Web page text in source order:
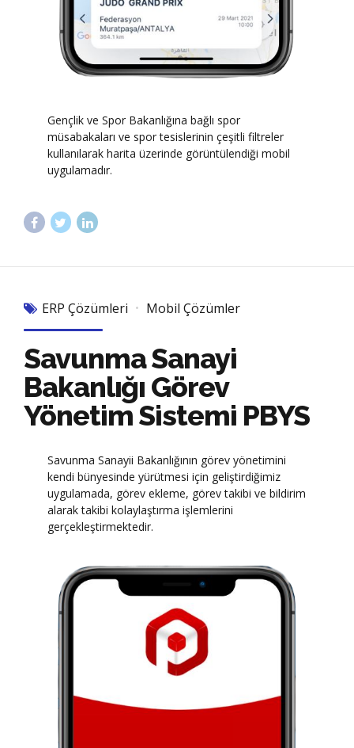
Gençlik ve Spor Bakanlığına bağlı spor
müsabakaları ve spor tesislerinin çeşitli filtreler
kullanılarak harita üzerinde görüntülendiği mobil
uygulamadır.
ERP Çözümleri Mobil Çözümler
Savunma Sanayi
Bakanlığı Görev
Yönetim Sistemi PBYS
Savunma Sanayii Bakanlığının görev yönetimini
kendi bünyesinde yürütmesi için geliştirdiğimiz
uygulamada, görev ekleme, görev takibi ve bildirim
alarak takibi kolaylaştırma işlemlerini
gerçekleştirmektedir.